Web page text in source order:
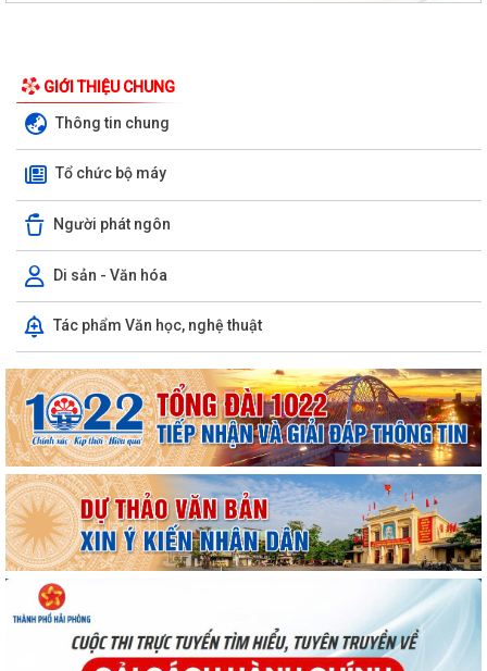
GIỚI THIỆU CHUNG
Thông tin chung
Tổ chức bộ máy
Người phát ngôn
Di sản - Văn hóa
Tác phẩm Văn học, nghệ thuật
Quyết định phê duyệt kết quả kỳ xét tuyển viên chức Ban quản lý dự án
đầu tư xây dựng xã Hùng Thắng...
XÃ HÙNG THẮNG TỔ CHỨC LỄ CHÀO CỜ ĐẦU THÁNG 8/2026
Hải Phòng giảm thời gian giải quyết từ 50% trở lên hơn 1.900 thủ tục
hành chính
XÃ HÙNG THẮNG CÔNG BỐ CÁC QUYẾT ĐỊNH VỀ CÔNG TÁC CÁN BỘ
TẠI TRƯỜNG TRUNG HỌC CƠ SỞ VINH QUANG
Hội nghị toàn quốc quán triệt và triển khai thực hiện Nghị quyết Hội
nghị lần thứ ba Ban Chấp hành...
Đảng ủy xã Hùng Thắng tổ chức lớp bồi dưỡng, tập huấn lý luận chính
trị hè năm 2026
TRI ÂN CÁC ANH HÙNG LIỆT SĨ – THẮP SÁNG ĐẠO LÝ "UỐNG NƯỚC
NHỚ NGUỒN"
ỦY BAN MTTQ VIỆT NAM XÃ HÙNG THẮNG SƠ KẾT CÔNG TÁC MẶT